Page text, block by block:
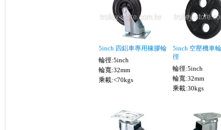
5inch 四鋁車專用橡膠輪
輪徑:5inch
輪寬:32mm
乘載:<70kgs
5inch 空壓機車
徑
輪徑:5inch
輪寬:32mm
乘載:30kgs